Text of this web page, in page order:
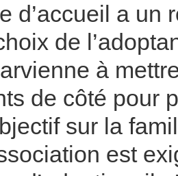
d’accueil a un
de
à
de côté pour
sur la
est